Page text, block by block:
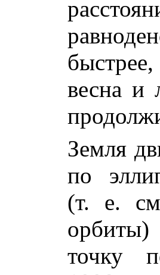
весна и
Земля
по
(т. е.
орбиты)
точку